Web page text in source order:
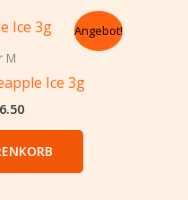
Angebot!
M
Ice 3g
6.50
Aktueller
Preis